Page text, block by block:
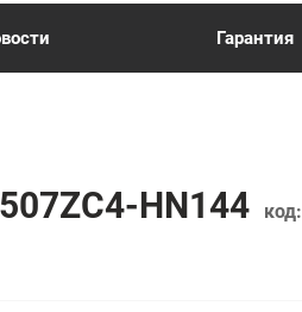
Гарантия
HN144 код: